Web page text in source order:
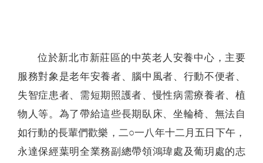
位於新北市新莊區的中英老人安養中心，主要
服務對象是老年安養者、腦中風者、行動不便者、
失智症患者、需短期照護者、慢性病需療養者、植
物人等。為了帶給這些長期臥床、坐輪椅、無法自
如行動的長輩們歡樂，二○一八年十二月五日下午，
永達保經葉明全業務副總帶領鴻瑋處及葡玥處的志